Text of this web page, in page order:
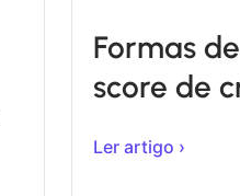
Formas
score de
Ler artigo ›